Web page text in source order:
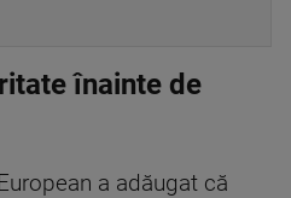
înainte de
a adăugat că